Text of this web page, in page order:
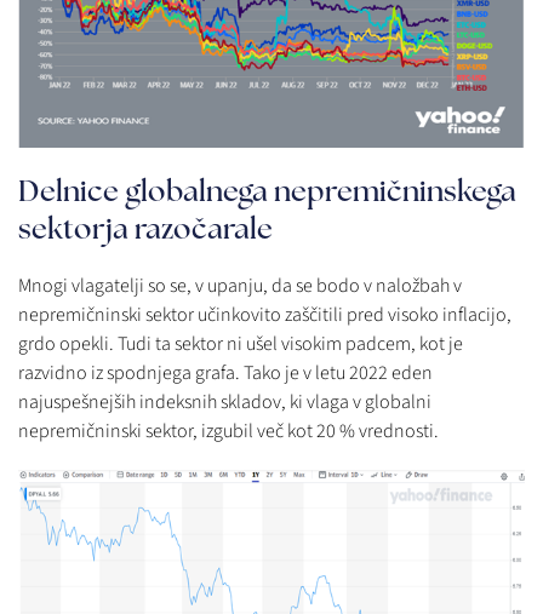
Delnice globalnega nepremičninskega
sektorja razočarale
Mnogi vlagatelji so se, v upanju, da se bodo v naložbah v
nepremičninski sektor učinkovito zaščitili pred visoko inflacijo,
grdo opekli. Tudi ta sektor ni ušel visokim padcem, kot je
razvidno iz spodnjega grafa. Tako je v letu 2022 eden
najuspešnejših indeksnih skladov, ki vlaga v globalni
nepremičninski sektor, izgubil več kot 20 % vrednosti.